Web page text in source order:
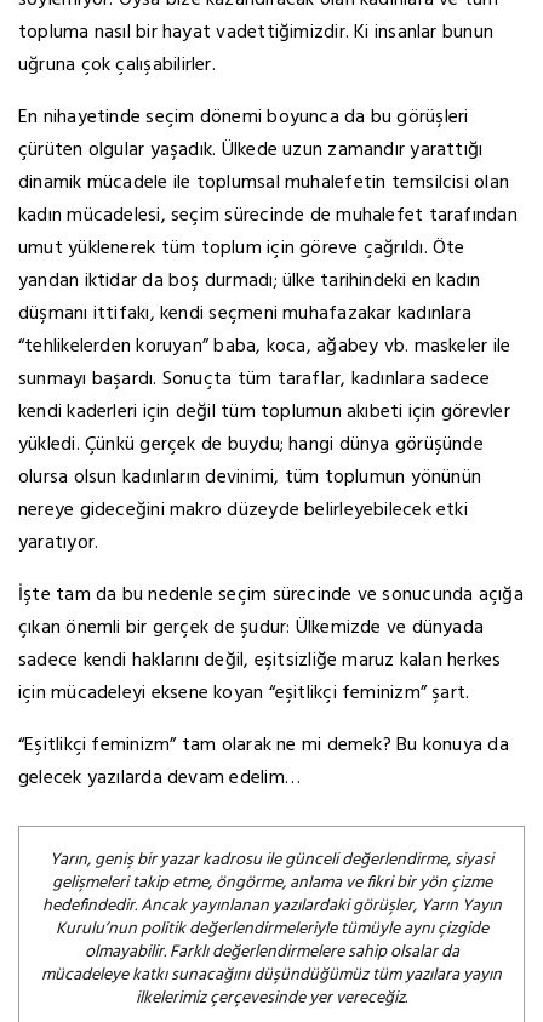
topluma nasıl bir hayat vadettiğimizdir. Ki insanlar bunun
uğruna çok çalışabilirler.
En nihayetinde seçim dönemi boyunca da bu görüşleri
çürüten olgular yaşadık. Ülkede uzun zamandır yarattığı
dinamik mücadele ile toplumsal muhalefetin temsilcisi olan
kadın mücadelesi, seçim sürecinde de muhalefet tarafından
umut yüklenerek tüm toplum için göreve çağrıldı. Öte
yandan iktidar da boş durmadı; ülke tarihindeki en kadın
düşmanı ittifakı, kendi seçmeni muhafazakar kadınlara
“tehlikelerden koruyan” baba, koca, ağabey vb. maskeler ile
sunmayı başardı. Sonuçta tüm taraflar, kadınlara sadece
kendi kaderleri için değil tüm toplumun akıbeti için görevler
yükledi. Çünkü gerçek de buydu; hangi dünya görüşünde
olursa olsun kadınların devinimi, tüm toplumun yönünün
nereye gideceğini makro düzeyde belirleyebilecek etki
yaratıyor.
İşte tam da bu nedenle seçim sürecinde ve sonucunda açığa
çıkan önemli bir gerçek de şudur: Ülkemizde ve dünyada
sadece kendi haklarını değil, eşitsizliğe maruz kalan herkes
için mücadeleyi eksene koyan “eşitlikçi feminizm” şart.
“Eşitlikçi feminizm” tam olarak ne mi demek? Bu konuya da
gelecek yazılarda devam edelim…
Yarın, geniş bir yazar kadrosu ile günceli değerlendirme, siyasi
gelişmeleri takip etme, öngörme, anlama ve fikri bir yön çizme
hedefindedir. Ancak yayınlanan yazılardaki görüşler, Yarın Yayın
Kurulu’nun politik değerlendirmeleriyle tümüyle aynı çizgide
olmayabilir. Farklı değerlendirmelere sahip olsalar da
mücadeleye katkı sunacağını düşündüğümüz tüm yazılara yayın
ilkelerimiz çerçevesinde yer vereceğiz.